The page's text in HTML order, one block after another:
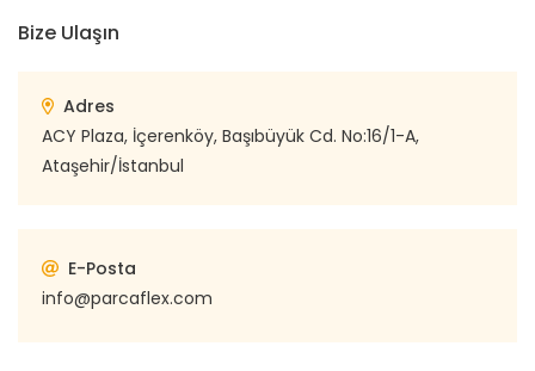
Bize Ulaşın
Adres
ACY Plaza, İçerenköy, Başıbüyük Cd. No:16/1-A,
Ataşehir/İstanbul
E-Posta
info@parcaflex.com